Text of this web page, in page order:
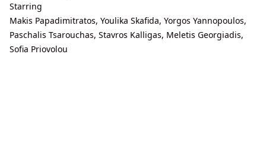
Starring
Makis Papadimitratos, Youlika Skafida, Yorgos Yannopoulos,
Paschalis Tsarouchas, Stavros Kalligas, Meletis Georgiadis,
Sofia Priovolou